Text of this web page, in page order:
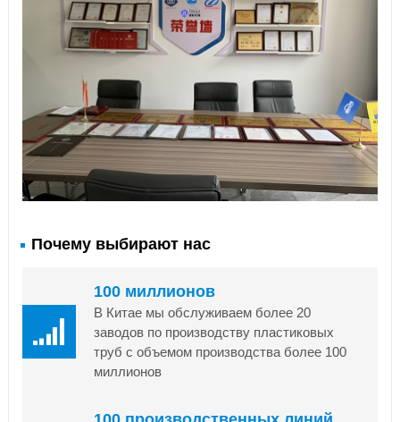
Почему выбирают нас
100 миллионов
В Китае мы обслуживаем более 20
заводов по производству пластиковых
труб с объемом производства более 100
миллионов